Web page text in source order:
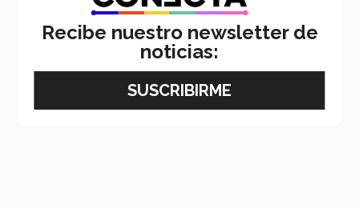
Recibe nuestro newsletter de
noticias: